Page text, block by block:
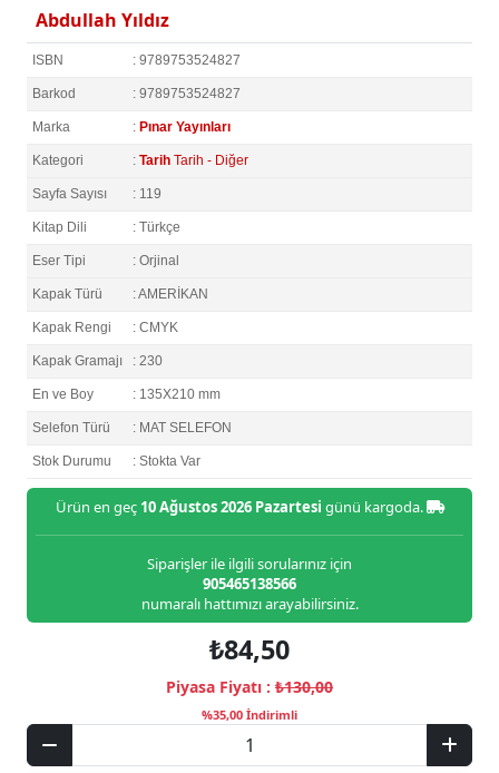
Abdullah Yıldız
ISBN : 9789753524827
Barkod : 9789753524827
Marka : Pınar Yayınları
Kategori : Tarih Tarih - Diğer
Sayfa Sayısı : 119
Kitap Dili : Türkçe
Eser Tipi : Orjinal
Kapak Türü : AMERİKAN
Kapak Rengi : CMYK
Kapak Gramajı : 230
En ve Boy : 135X210 mm
Selefon Türü : MAT SELEFON
Stok Durumu : Stokta Var
Ürün en geç 10 Ağustos 2026 Pazartesi günü kargoda.
Siparişler ile ilgili sorularınız için
905465138566
numaralı hattımızı arayabilirsiniz.
₺84,50
Piyasa Fiyatı : ₺130,00
%35,00 İndirimli